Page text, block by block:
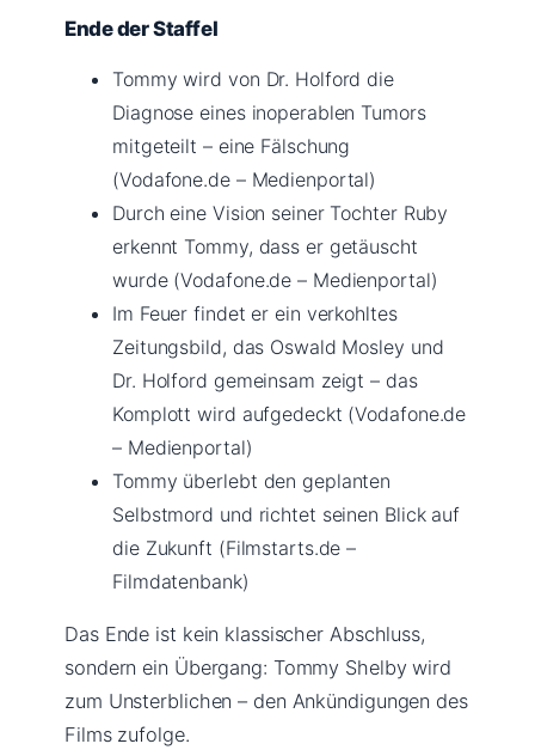
Ende der Staffel
Tommy wird von Dr. Holford die
Diagnose eines inoperablen Tumors
mitgeteilt – eine Fälschung
(Vodafone.de – Medienportal)
Durch eine Vision seiner Tochter Ruby
erkennt Tommy, dass er getäuscht
wurde (Vodafone.de – Medienportal)
Im Feuer findet er ein verkohltes
Zeitungsbild, das Oswald Mosley und
Dr. Holford gemeinsam zeigt – das
Komplott wird aufgedeckt (Vodafone.de
– Medienportal)
Tommy überlebt den geplanten
Selbstmord und richtet seinen Blick auf
die Zukunft (Filmstarts.de –
Filmdatenbank)
Das Ende ist kein klassischer Abschluss,
sondern ein Übergang: Tommy Shelby wird
zum Unsterblichen – den Ankündigungen des
Films zufolge.